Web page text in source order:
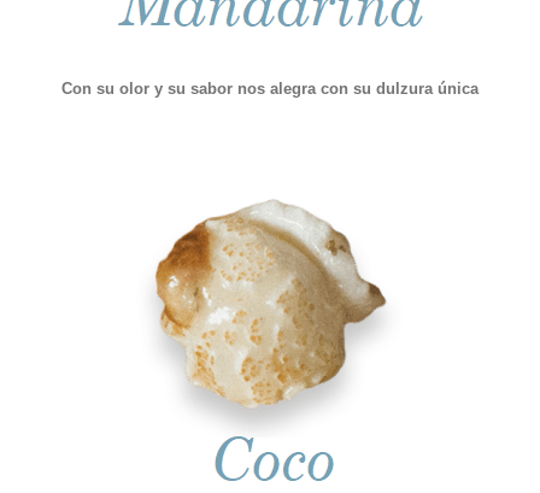
Con su olor y su sabor nos alegra con su dulzura única